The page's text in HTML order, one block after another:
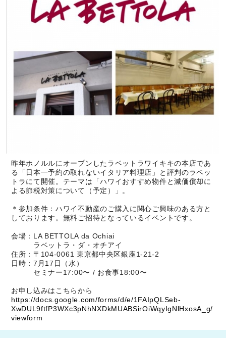
昨年ホノルルにオープンしたラベットラワイキキの本店であ
る「日本一予約の取れないイタリア料理店」と評判のラベッ
トラにて開催。テーマは「ハワイおすすめ物件と減価償却に
よる節税対策について（予定）」。
＊参加条件：ハワイ不動産のご購入に関心ご興味のある方と
しております。無料ご招待となっているイベントです。
会場：LA BETTOLA da Ochiai
ラベットラ・ダ・オチアイ
住所：〒104-0061 東京都中央区銀座1-21-2
日時：7月17日（水）
セミナー17:00〜 / お食事18:00〜
お申し込みはこちらから
https://docs.google.com/forms/d/e/1FAIpQLSeb-
XwDUL9ftfP3WXc3pNhNXDkMUABSirOiWqyIgNlHxosA_g/
viewform